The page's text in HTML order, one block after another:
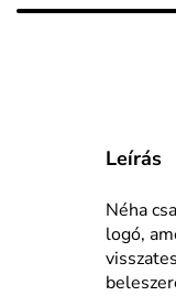
Leírás
Néha
logó,